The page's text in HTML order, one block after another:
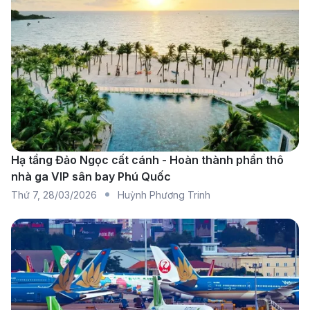
TP.HCM hoặc Hà Nội. Với giá vé hợp lý, VietJet
mang đến cho hành khách sự linh hoạt và tiết kiệm
chi phí, đồng thời vẫn đảm bảo một trải nghiệm
bay khá dễ chịu.
China Southern Airlines: Các chuyến bay của
China Southern Airlines thường nối chuyến qua
Quảng Châu, giúp hành khách dễ dàng tiếp cận
Thành Đô. Với một trong những mạng lưới hàng
không rộng khắp, China Southern luôn đảm bảo
các chuyến bay chất lượng, nhanh chóng và thuận
tiện.
Air China: Hãng hàng không quốc gia Trung Quốc
này cung cấp các chuyến bay nối chuyến qua
Hạ tầng Đảo Ngọc cất cánh - Hoàn thành phần thô
nhà ga VIP sân bay Phú Quốc
Thứ 7, 28/03/2026 Huỳnh Phương Trinh